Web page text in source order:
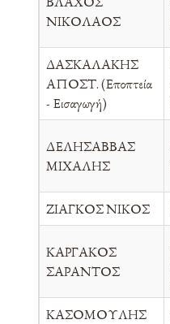
ΝΙΚΟΛΑΟΣ
ΔΑΣΚΑΛΑΚΗΣ
ΑΠΟΣΤ. (Εποπτεία
- Εισαγωγή)
ΔΕΛΗΣΑΒΒΑΣ
ΜΙΧΑΛΗΣ
ΖΙΑΓΚΟΣ ΝΙΚΟΣ
ΚΑΡΓΑΚΟΣ
ΣΑΡΑΝΤΟΣ
ΚΑΣΟΜΟΥΛΗΣ